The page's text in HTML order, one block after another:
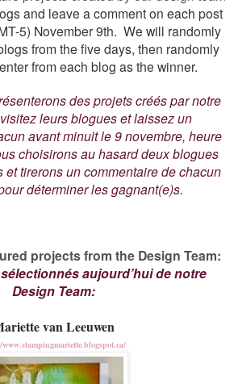
and leave a comment on each post
5) November 9th. We will randomly
from the five days, then randomly
from each blog as the winner.
des projets créés par notre
leurs blogues et laissez un
avant minuit le 9 novembre, heure
choisirons au hasard deux blogues
et tirerons un commentaire de chacun
déterminer les gagnant(e)s.
projects from the Design Team:
aujourd’hui de notre
Design Team:
van Leeuwen